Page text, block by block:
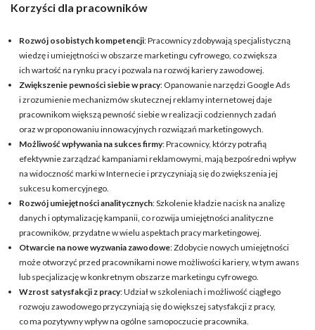
Korzyści dla pracowników
Rozwój osobistych kompetencji: Pracownicy zdobywają specjalistyczną
wiedzę i umiejętności w obszarze marketingu cyfrowego, co zwiększa
ich wartość na rynku pracy i pozwala na rozwój kariery zawodowej.
Zwiększenie pewności siebie w pracy: Opanowanie narzędzi Google Ads
i zrozumienie mechanizmów skutecznej reklamy internetowej daje
pracownikom większą pewność siebie w realizacji codziennych zadań
oraz w proponowaniu innowacyjnych rozwiązań marketingowych.
Możliwość wpływania na sukces firmy: Pracownicy, którzy potrafią
efektywnie zarządzać kampaniami reklamowymi, mają bezpośredni wpływ
na widoczność marki w Internecie i przyczyniają się do zwiększenia jej
sukcesu komercyjnego.
Rozwój umiejętności analitycznych: Szkolenie kładzie nacisk na analizę
danych i optymalizację kampanii, co rozwija umiejętności analityczne
pracowników, przydatne w wielu aspektach pracy marketingowej.
Otwarcie na nowe wyzwania zawodowe: Zdobycie nowych umiejętności
może otworzyć przed pracownikami nowe możliwości kariery, w tym awans
lub specjalizację w konkretnym obszarze marketingu cyfrowego.
Wzrost satysfakcji z pracy: Udział w szkoleniach i możliwość ciągłego
rozwoju zawodowego przyczyniają się do większej satysfakcji z pracy,
co ma pozytywny wpływ na ogólne samopoczucie pracownika.